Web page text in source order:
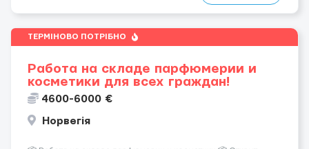
ТЕРМІНОВО ПОТРІБНО
Работа на складе парфюмерии и
косметики для всех граждан!
4600-6000 €
Норвегія